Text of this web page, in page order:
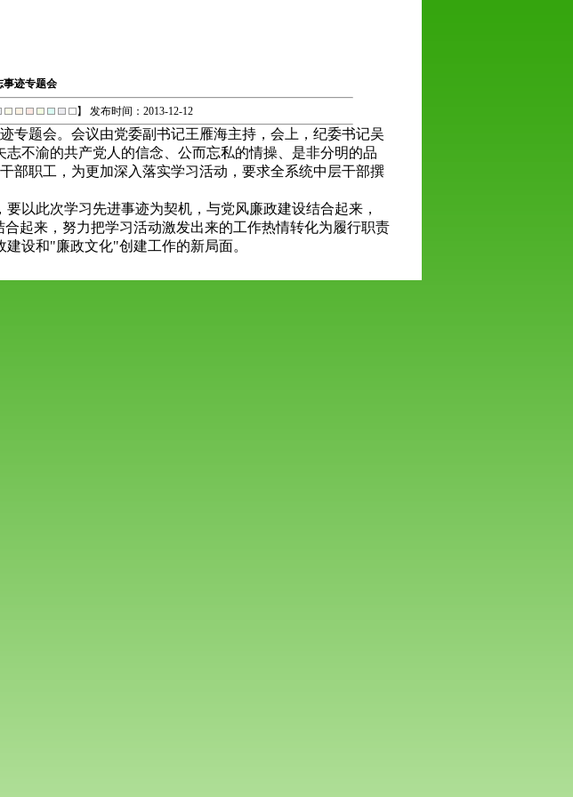
事迹专题会
】发布时间：2013-12-12
题会。会议由党委副书记王雁海主持，会上，纪委书记吴
不渝的共产党人的信念、公而忘私的情操、是非分明的品
部职工，为更加深入落实学习活动，要求全系统中层干部撰
此次学习先进事迹为契机，与党风廉政建设结合起来，
起来，努力把学习活动激发出来的工作热情转化为履行职责
设和"廉政文化"创建工作的新局面。